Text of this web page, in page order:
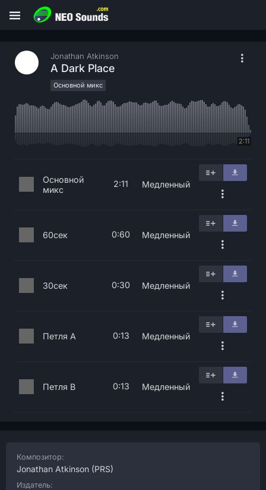
Jonathan Atkinson
A Dark Place
Основной микс
2:11
Основной
микс
2:11 Медленный
60сек 0:60 Медленный
30сек 0:30 Медленный
Петля A 0:13 Медленный
Петля B 0:13 Медленный
Композитор:
Jonathan Atkinson (PRS)
Издатель: